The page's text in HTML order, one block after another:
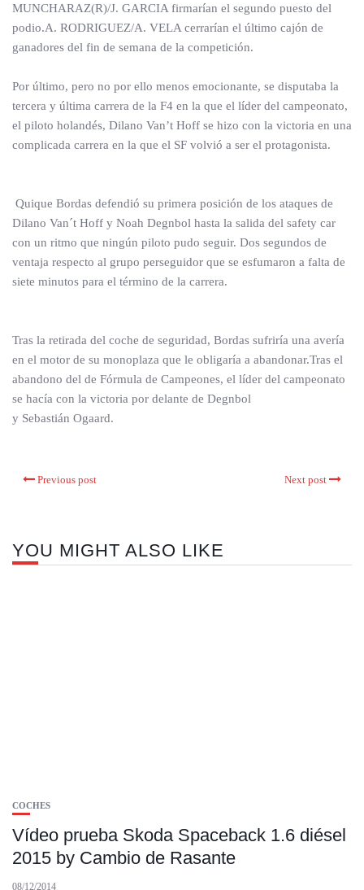
MUNCHARAZ(R)/J. GARCIA firmarían el segundo puesto del
podio.A. RODRIGUEZ/A. VELA cerrarían el último cajón de
ganadores del fin de semana de la competición.
Por último, pero no por ello menos emocionante, se disputaba la
tercera y última carrera de la F4 en la que el líder del campeonato,
el piloto holandés, Dilano Van’t Hoff se hizo con la victoria en una
complicada carrera en la que el SF volvió a ser el protagonista.
Quique Bordas defendió su primera posición de los ataques de
Dilano Van´t Hoff y Noah Degnbol hasta la salida del safety car
con un ritmo que ningún piloto pudo seguir. Dos segundos de
ventaja respecto al grupo perseguidor que se esfumaron a falta de
siete minutos para el término de la carrera.
Tras la retirada del coche de seguridad, Bordas sufriría una avería
en el motor de su monoplaza que le obligaría a abandonar.Tras el
abandono del de Fórmula de Campeones, el líder del campeonato
se hacía con la victoria por delante de Degnbol
y Sebastián Ogaard.
Previous post Next post
YOU MIGHT ALSO LIKE
COCHES
Vídeo prueba Skoda Spaceback 1.6 diésel
2015 by Cambio de Rasante
08/12/2014